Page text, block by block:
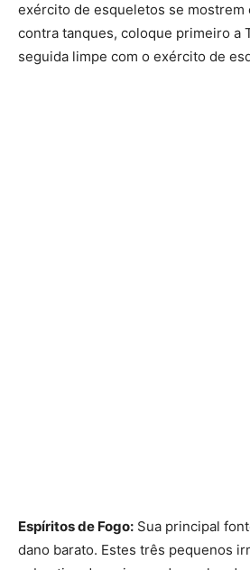
exército de esqueletos se mostrem
contra tanques, coloque primeiro a
seguida limpe com o exército de
Espíritos de Fogo: Sua principal
dano barato. Estes três pequenos